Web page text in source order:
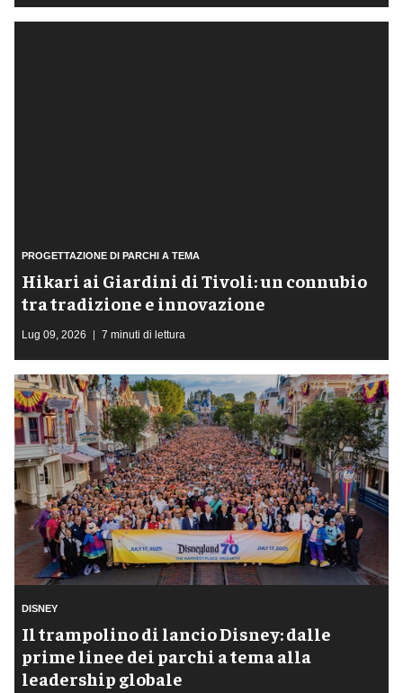
PROGETTAZIONE DI PARCHI A TEMA
​Hikari ai Giardini di Tivoli: un connubio
tra tradizione e innovazione
Lug 09, 2026 7 minuti di lettura
DISNEY
Il trampolino di lancio Disney: dalle
prime linee dei parchi a tema alla
leadership globale